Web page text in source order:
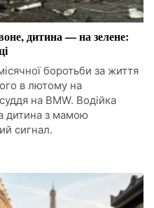
дитина — на зелене:
боротьби за життя
в лютому на
на BMW. Водійка
дитина з мамою
сигнал.